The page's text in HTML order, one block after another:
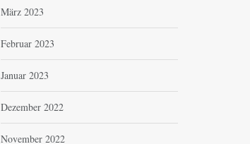
März 2023
Februar 2023
Januar 2023
Dezember 2022
November 2022